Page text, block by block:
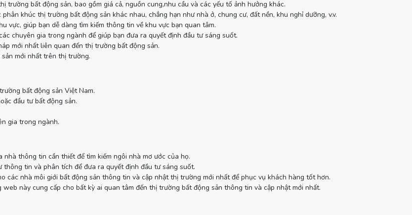
trường bất động sản, bao gồm giá cả, nguồn cung,nhu cầu và các yếu tố ảnh hưởng khác.
khúc thị trường bất động sản khác nhau, chẳng hạn như nhà ở, chung cư, đất nền, khu nghỉ dưỡng, v.v.
vực, giúp bạn dễ dàng tìm kiếm thông tin về khu vực bạn quan tâm.
chuyên gia trong ngành để giúp bạn đưa ra quyết định đầu tư sáng suốt.
mới nhất liên quan đến thị trường bất động sản.
mới nhất trên thị trường.
bất động sản Việt Nam.
đầu tư bất động sản.
gia trong ngành.
thông tin cần thiết để tìm kiếm ngôi nhà mơ ước của họ.
tin và phân tích để đưa ra quyết định đầu tư sáng suốt.
các nhà môi giới bất động sản thông tin và cập nhật thị trường mới nhất để phục vụ khách hàng tốt hơn.
này cung cấp cho bất kỳ ai quan tâm đến thị trường bất động sản thông tin và cập nhật mới nhất.